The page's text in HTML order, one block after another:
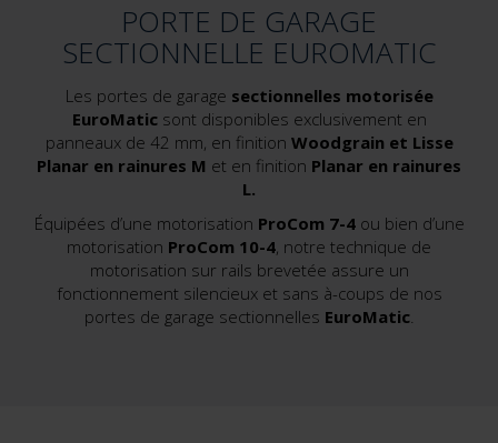
PORTE DE GARAGE
SECTIONNELLE EUROMATIC
Les portes de garage sectionnelles motorisée
EuroMaticsont disponibles exclusivement en
panneaux de 42 mm, en finition Woodgrain et Lisse
Planar en rainures M et en finition Planar en rainures
L.
Équipées d’une motorisation ProCom 7-4ou bien d’une
motorisation ProCom 10-4, notre technique de
motorisation sur rails brevetée assure un
fonctionnement silencieux et sans à-coups de nos
portes de garage sectionnelles EuroMatic.